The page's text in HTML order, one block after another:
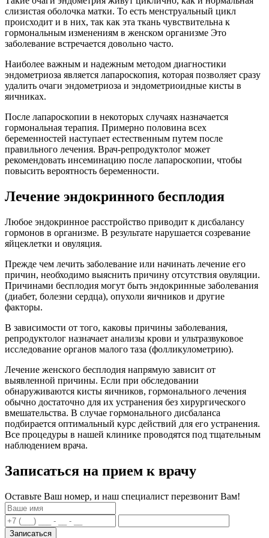
слизистая оболочка матки. То есть менструальный цикл
происходит и в них, так как эта ткань чувствительна к
гормональным изменениям в женском организме Это
заболевание встречается довольно часто.
Наиболее важным и надежным методом диагностики
эндометриоза является лапароскопия, которая позволяет сразу
удалить очаги эндометриоза и эндометриоидные кисты в
яичниках.
После лапароскопии в некоторых случаях назначается
гормональная терапия. Примерно половина всех
беременностей наступает естественным путем после
правильного лечения. Врач-репродуктолог может
рекомендовать инсеминацию после лапароскопии, чтобы
повысить вероятность беременности.
Лечение эндокринного бесплодия
Любое эндокринное расстройство приводит к дисбалансу
гормонов в организме. В результате нарушается созревание
яйцеклетки и овуляция.
Прежде чем лечить заболевание или начинать лечение его
причин, необходимо выяснить причину отсутствия овуляции.
Причинами бесплодия могут быть эндокринные заболевания
(диабет, болезни сердца), опухоли яичников и другие
факторы.
В зависимости от того, каковы причины заболевания,
репродуктолог назначает анализы крови и ультразвуковое
исследование органов малого таза (фолликулометрию).
Лечение женского бесплодия напрямую зависит от
выявленной причины. Если при обследовании
обнаруживаются кисты яичников, гормонального лечения
обычно достаточно для их устранения без хирургического
вмешательства. В случае гормонального дисбаланса
подбирается оптимальный курс действий для его устранения.
Все процедуры в нашей клинике проводятся под тщательным
наблюдением врача.
Записаться на прием к врачу
Оставьте Ваш номер, и наш специалист перезвонит Вам!